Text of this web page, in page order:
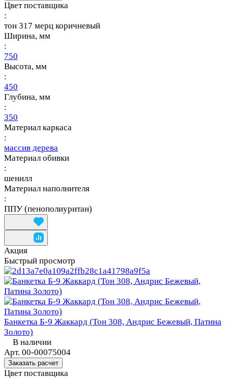
Цвет поставщика
:
тон 317 мерц коричневый
Ширина, мм
:
750
Высота, мм
:
450
Глубина, мм
:
350
Материал каркаса
:
массив дерева
Материал обивки
:
шенилл
Материал наполнителя
:
ППУ (пенополиуритан)
Акция
Быстрый просмотр
Банкетка Б-9 Жаккард (Тон 308, Андрис Бежевый, Патина
Золото)
В наличии
Арт. 00-00075004
Заказать расчет
Цвет поставщика